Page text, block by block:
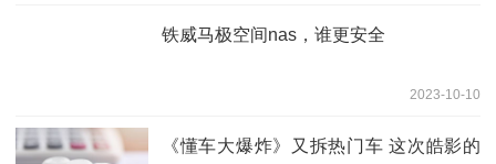
铁威马极空间nas，谁更安全
2023-10-10
《懂车大爆炸》又拆热门车 这次皓影的